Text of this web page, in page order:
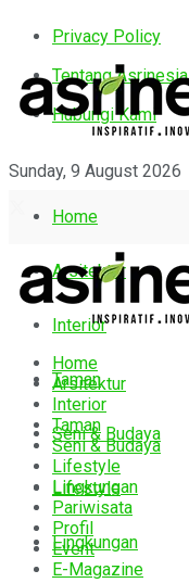
Privacy Policy
Tentang Asrinesia
Hubungi Kami
Sunday, 9 August 2026
Home
Arsitektur
Interior
Taman
Seni & Budaya
Lifestyle
Lingkungan
Home
Arsitektur
Interior
Taman
Seni & Budaya
Lifestyle
Lingkungan
Pariwisata
Profil
Event
E-Magazine